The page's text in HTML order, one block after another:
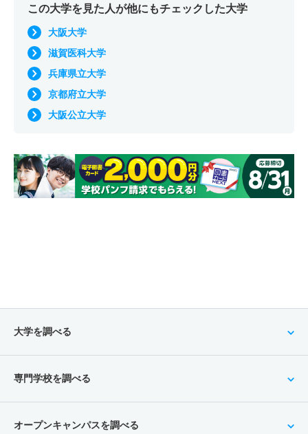
この大学を見た人が他にもチェックした大学
大阪大学
滋賀医科大学
兵庫県立大学
京都府立大学
大阪公立大学
大学を調べる
専門学校を調べる
オープンキャンパスを調べる